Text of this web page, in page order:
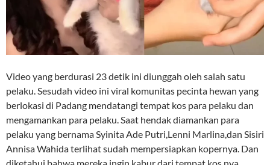
Video yang berdurasi 23 detik ini diunggah oleh salah satu
pelaku. Sesudah video ini viral komunitas pecinta hewan yang
berlokasi di Padang mendatangi tempat kos para pelaku dan
mengamankan para pelaku. Saat hendak diamankan para
pelaku yang bernama Syinita Ade Putri,Lenni Marlina,dan Sisiri
Annisa Wahida terlihat sudah mempersiapkan kopernya. Dan